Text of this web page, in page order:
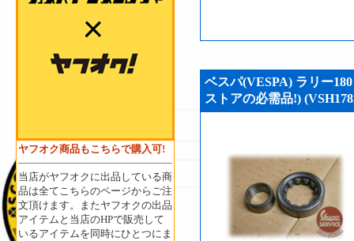
ヤフオク商品もこちらで購入可!
当店がヤフオクに出品している商
品は全てこちらのページからご注
文頂けます。またヤフオクの出品
アイテムと当店のHPで販売して
いるアイテムを同時にひとつにま
ベスパ(VESPA) ラリー
ストアの必需品!)